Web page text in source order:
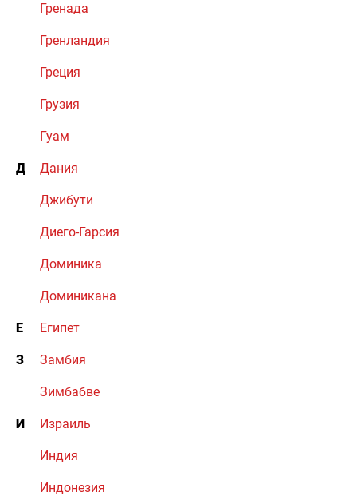
Гренада
Гренландия
Греция
Грузия
Гуам
Д Дания
Джибути
Диего-Гарсия
Доминика
Доминикана
Е Египет
З Замбия
Зимбабве
И Израиль
Индия
Индонезия